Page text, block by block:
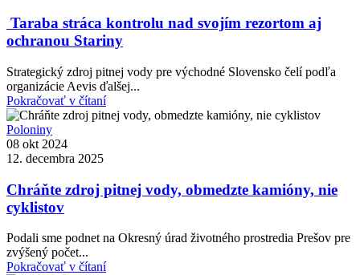
Taraba stráca kontrolu nad svojím rezortom aj
ochranou Stariny
Strategický zdroj pitnej vody pre východné Slovensko čelí podľa
organizácie Aevis ďalšej...
Pokračovať v čítaní
Poloniny
08 okt 2024
12. decembra 2025
Chráňte zdroj pitnej vody, obmedzte kamióny, nie
cyklistov
Podali sme podnet na Okresný úrad životného prostredia Prešov pre
zvýšený počet...
Pokračovať v čítaní